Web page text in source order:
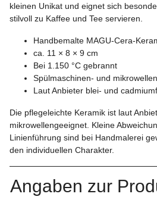
kleinen Unikat und eignet sich
stilvoll zu Kaffee und Tee servieren.
Handbemalte MAGU-Cera-
ca. 11 × 8 × 9 cm
Bei 1.150 °C gebrannt
Spülmaschinen- und
Laut Anbieter blei- und
Die pflegeleichte Keramik ist laut
mikrowellengeeignet. Kleine
Linienführung sind bei Handmalerei
den individuellen Charakter.
Angaben zur